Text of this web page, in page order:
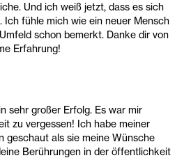
Und ich weiß jetzt, dass es sich
Ich fühle mich wie ein neuer Mensch
schon bemerkt. Danke dir von
Erfahrung!
sehr großer Erfolg. Es war mir
zu vergessen! Ich habe meiner
geschaut als sie meine Wünsche
Berührungen in der öffentlichkeit